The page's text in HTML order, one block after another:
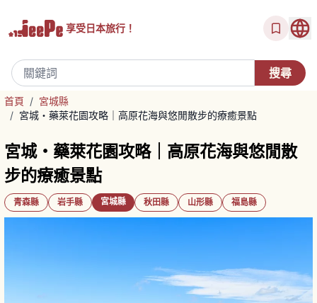
享受日本旅行！
首頁 / 宮城縣
/ 宮城・藥萊花園攻略｜高原花海與悠閒散步的療癒景點
宮城・藥萊花園攻略｜高原花海與悠閒散
步的療癒景點
青森縣 岩手縣 宮城縣 秋田縣 山形縣 福島縣